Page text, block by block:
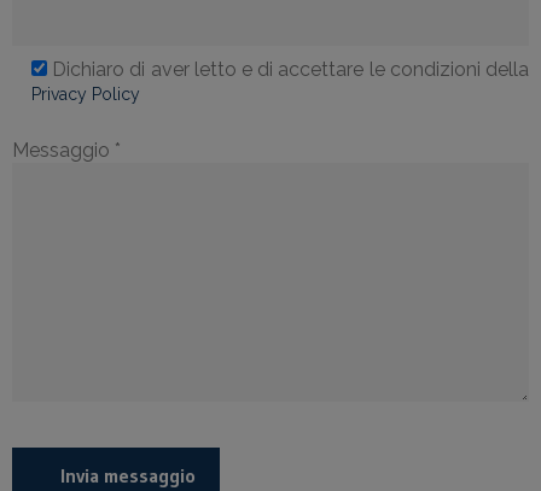
Dichiaro di aver letto e di accettare le condizioni della
Privacy Policy
Messaggio *